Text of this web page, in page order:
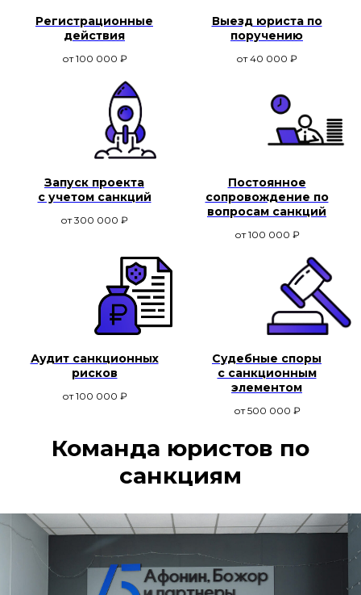
Регистрационные
действия
от 100 000 ₽
Выезд юриста по
поручению
от 40 000 ₽
Запуск проекта
с учетом санкций
от 300 000 ₽
Постоянное
сопровождение по
вопросам санкций
от 100 000 ₽
Аудит санкционных
рисков
от 100 000 ₽
Судебные споры
с санкционным
элементом
от 500 000 ₽
Команда юристов по
санкциям